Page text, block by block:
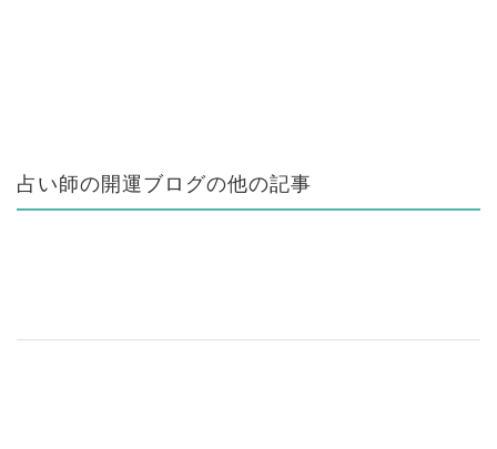
占い師の開運ブログの他の記事